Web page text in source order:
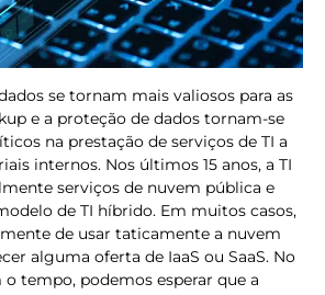
se tornam mais valiosos para as
e a proteção de dados tornam-se
na prestação de serviços de TI a
internos. Nos últimos 15 anos, a TI
serviços de nuvem pública e
de TI híbrido. Em muitos casos,
de usar taticamente a nuvem
alguma oferta de IaaS ou SaaS. No
tempo, podemos esperar que a